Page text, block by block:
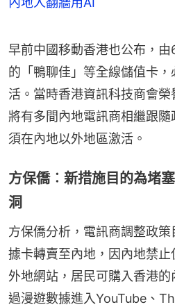
早前中國移動香港也公布，由
的「鴨聊佳」等全線儲值卡
活。當時香港資訊科技商會榮
將有多間內地電訊商相繼跟
須在內地以外地區激活。
方保僑︰新措施目的為堵
洞
方保僑分析，電訊商調整政
據卡轉賣至內地，因內地禁
外地網站，居民可購入香港
過漫遊數據進入YouTube、